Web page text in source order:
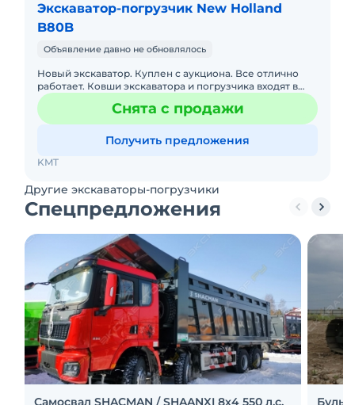
Экскаватор-погрузчик New Holland
B80B
Объявление давно не обновлялось
Новый экскаватор. Куплен с аукциона. Все отлично
работает. Ковши экскаватора и погрузчика входят в
комплект. Ковш погрузчика 3 в 1. Я не очень хорошо
говорю по
Снята с продажи
Получить предложения
KMT
Другие экскаваторы-погрузчики
Спецпредложения
Самосвал SHACMAN / SHAANXI 8х4 550 л.с.